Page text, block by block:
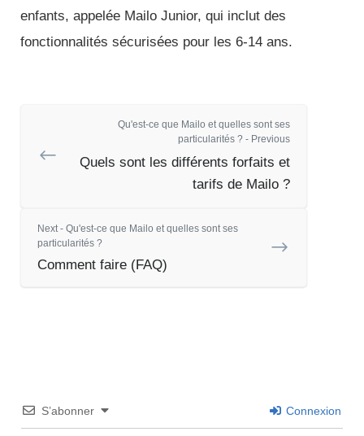
enfants, appelée Mailo Junior, qui inclut des
fonctionnalités sécurisées pour les 6-14 ans.
Qu'est-ce que Mailo et quelles sont ses
particularités ? - Previous
Quels sont les différents forfaits et
tarifs de Mailo ?
Next - Qu'est-ce que Mailo et quelles sont ses
particularités ?
Comment faire (FAQ)
S’abonner Connexion